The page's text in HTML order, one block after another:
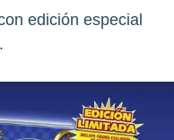
edición especial